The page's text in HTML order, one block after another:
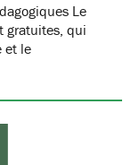
Le
gratuites, qui
et le